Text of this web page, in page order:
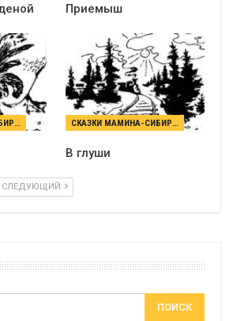
Приемыш
СКАЗКИ МАМИНА-СИБИРЯКА СКАЗКИ МАМИНА-СИБИРЯКА
В глуши
СЛЕДУЮЩИЙ